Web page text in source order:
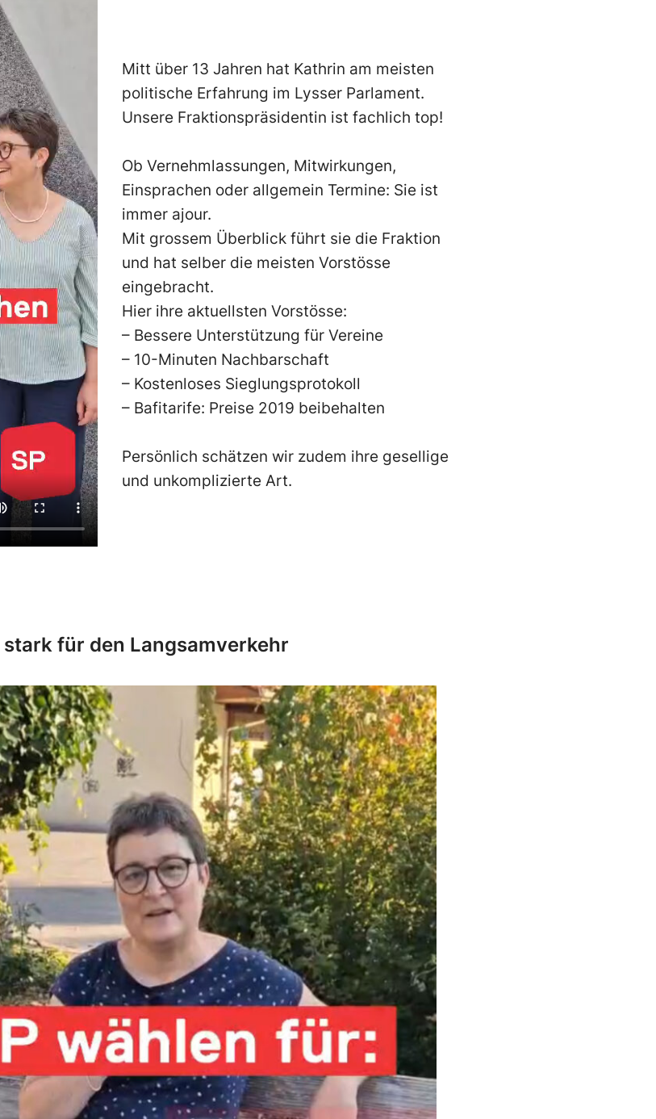
Mitt über 13 Jahren hat Kathrin am meisten
politische Erfahrung im Lysser Parlament.
Unsere Fraktionspräsidentin ist fachlich top!
Ob Vernehmlassungen, Mitwirkungen,
Einsprachen oder allgemein Termine: Sie ist
immer ajour.
Mit grossem Überblick führt sie die Fraktion
und hat selber die meisten Vorstösse
eingebracht.
Hier ihre aktuellsten Vorstösse:
– Bessere Unterstützung für Vereine
– 10-Minuten Nachbarschaft
– Kostenloses Sieglungsprotokoll
– Bafitarife: Preise 2019 beibehalten
Persönlich schätzen wir zudem ihre gesellige
und unkomplizierte Art.
für den Langsamverkehr